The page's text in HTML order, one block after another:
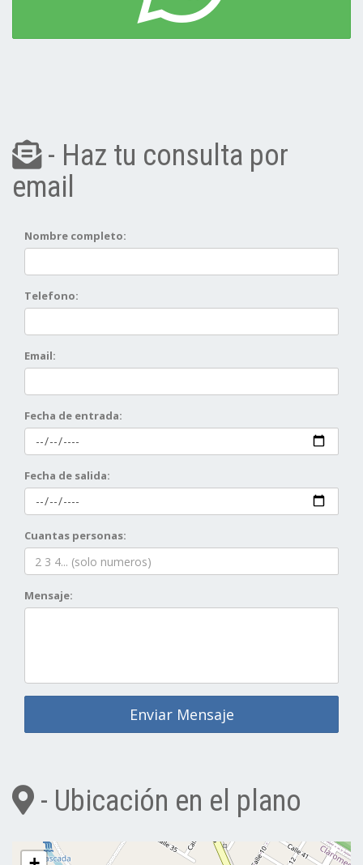
- Haz tu consulta por
email
Nombre completo:
Telefono:
Email:
Fecha de entrada:
Fecha de salida:
Cuantas personas:
Mensaje:
Enviar Mensaje
- Ubicación en el plano